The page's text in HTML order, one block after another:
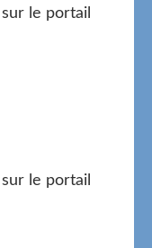
sur le portail
sur le portail